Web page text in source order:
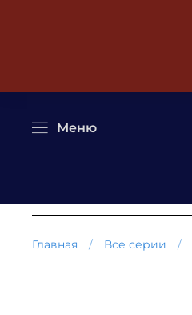
Меню
Главная Все серии